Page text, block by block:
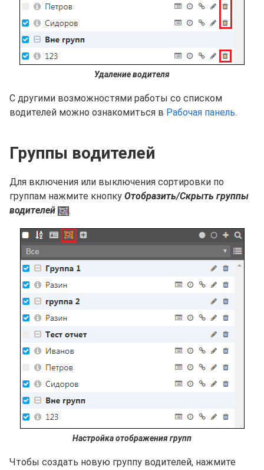
Удаление водителя
С другими возможностями работы со списком
водителей можно ознакомиться в Рабочая панель.
Группы водителей
Для включения или выключения сортировки по
группам нажмите кнопку Отобразить/Скрыть группы
водителей
.
Настройка отображения групп
Чтобы создать новую группу водителей, нажмите